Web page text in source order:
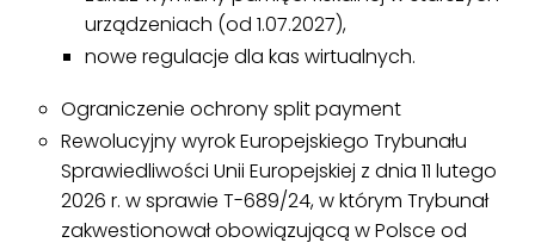
urządzeniach (od 1.07.2027),
nowe regulacje dla kas wirtualnych.
Ograniczenie ochrony split payment
Rewolucyjny wyrok Europejskiego Trybunału
Sprawiedliwości Unii Europejskiej z dnia 11 lutego
2026 r. w sprawie T-689/24, w którym Trybunał
zakwestionował obowiązującą w Polsce od